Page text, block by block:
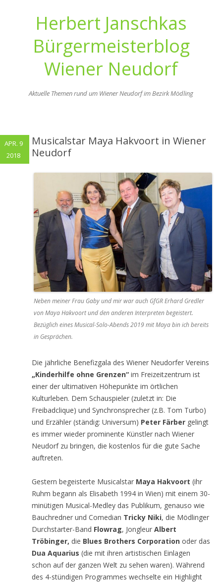
Herbert Janschkas
Bürgermeisterblog
Wiener Neudorf
Aktuelle Themen rund um Wiener Neudorf im Bezirk Mödling
Musicalstar Maya Hakvoort in Wiener
Neudorf
Neben meiner Frau Gaby und mir war auch GfGR Erhard Gredler
von Maya Hakvoort und den anderen Interpreten begeistert.
Bezüglich eines Musical-Solo-Abends 2019 mit Maya bin ich bereits
in Gesprächen.
Die jährliche Benefizgala des Wiener Neudorfer Vereins
„Kinderhilfe ohne Grenzen“ im Freizeitzentrum ist
einer der ultimativen Höhepunkte im örtlichen
Kulturleben. Dem Schauspieler (zuletzt in: Die
Freibadclique) und Synchronsprecher (z.B. Tom Turbo)
und Erzähler (ständig: Universum) Peter Färber gelingt
es immer wieder prominente Künstler nach Wiener
Neudorf zu bringen, die kostenlos für die gute Sache
auftreten.
Gestern begeisterte Musicalstar Maya Hakvoort (ihr
Ruhm begann als Elisabeth 1994 in Wien) mit einem 30-
minütigen Musical-Medley das Publikum, genauso wie
Bauchredner und Comedian Tricky Niki, die Mödlinger
Durchstarter-Band Flowrag, Jongleur Albert
Tröbinger, die Blues Brothers Corporation oder das
Dua Aquarius (die mit ihren artistischen Einlagen
schon auf der ganzen Welt zu sehen waren). Während
des 4-stündigen Programmes wechselte ein Highlight
APR. 9
2018